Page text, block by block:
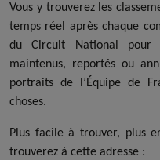
Vous y trouverez les
temps réel après chaque
du Circuit National pour
maintenus, reportés ou
portraits de l’Équipe de
choses.
Plus facile à trouver, plus
trouverez à cette adresse :